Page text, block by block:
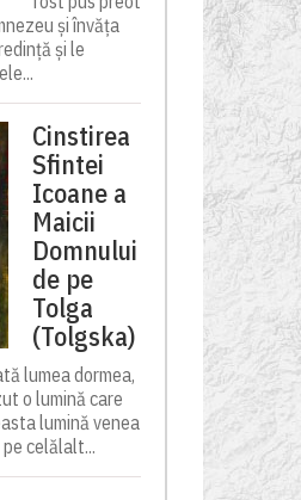
și învăța
și le
Cinstirea
Sfintei
Icoane a
Maicii
Domnului
de pe
Tolga
(Tolgska)
lumea dormea,
o lumină care
lumină venea
celălalt...